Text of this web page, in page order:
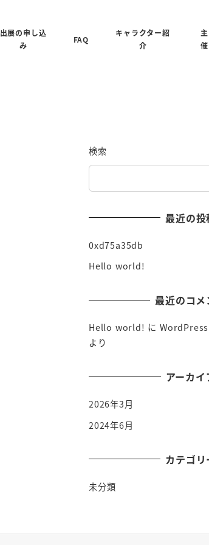
出展の申し込
み
FAQ
キャラクター紹
介
主
催
検索
最近の投
0xd75a35db
Hello world!
最近のコメ
Hello world! にWordPress
より
アーカイ
2026年3月
2024年6月
カテゴリ
未分類